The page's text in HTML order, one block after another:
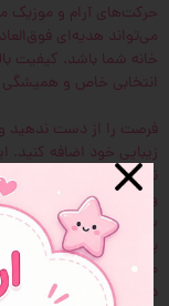
حرکت‌های آرام و موزیک
می‌تواند هدیه‌ای
خانه شما باشد. کیفیت
انتخابی خاص و
فرصت را از دست ندهید
زیبایی خود اضافه کنید.
نمادی از حس خوب و
ویژگی ها:
سایز بزرگ
پمپی
موزیکال
دارای چند رنگ چراغ